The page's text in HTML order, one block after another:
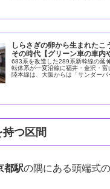
しらさぎの卵から生まれたこ
その時代【グリーン車の車内
683系を改造した289系新幹線の延
転体系が一変沿線に福井・金沢・
陸本線は、大阪からは「サンダーバ
つ区間
都駅の隅にある頭端式